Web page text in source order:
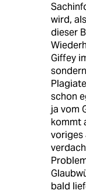
wird,
dieser
Giffey
schon
ja vom
kommt
voriges
bald